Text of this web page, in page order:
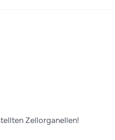
Zellorganellen!